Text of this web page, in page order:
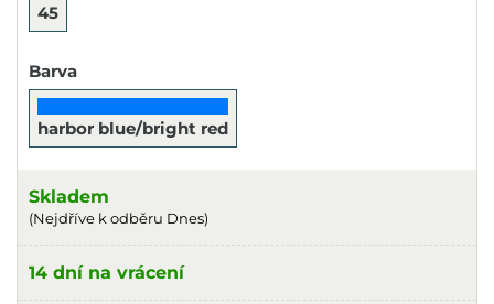
45
Barva
harbor blue/bright red
Skladem
(Nejdříve k odběru Dnes)
14 dní na vrácení